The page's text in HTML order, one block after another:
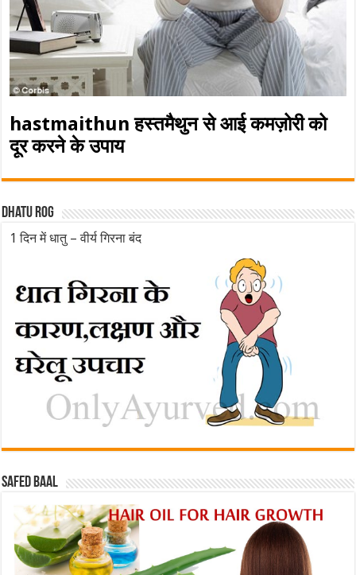
hastmaithun हस्तमैथुन से आई कमज़ोरी को
दूर करने के उपाय
Dhatu rog
1 दिन में धातु – वीर्य गिरना बंद
Safed baal